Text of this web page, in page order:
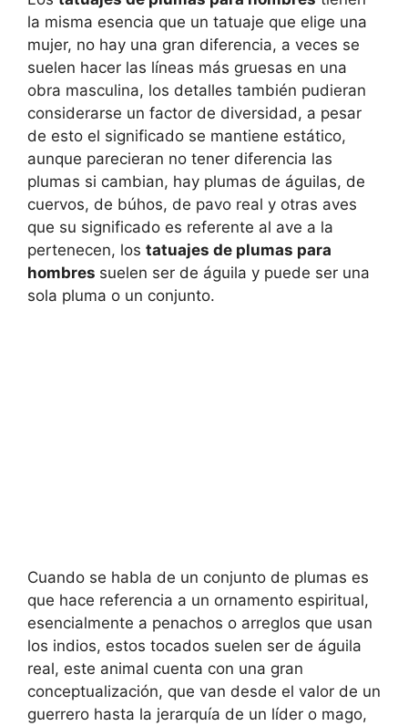
la misma esencia que un tatuaje que elige una
mujer, no hay una gran diferencia, a veces se
suelen hacer las líneas más gruesas en una
obra masculina, los detalles también pudieran
considerarse un factor de diversidad, a pesar
de esto el significado se mantiene estático,
aunque parecieran no tener diferencia las
plumas si cambian, hay plumas de águilas, de
cuervos, de búhos, de pavo real y otras aves
que su significado es referente al ave a la
pertenecen, los tatuajes de plumas para
hombres suelen ser de águila y puede ser una
sola pluma o un conjunto.
Cuando se habla de un conjunto de plumas es
que hace referencia a un ornamento espiritual,
esencialmente a penachos o arreglos que usan
los indios, estos tocados suelen ser de águila
real, este animal cuenta con una gran
conceptualización, que van desde el valor de un
guerrero hasta la jerarquía de un líder o mago,